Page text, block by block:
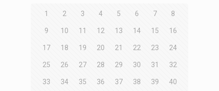
1 2 3 4 5 6 7 8
9 10 11 12 13 14 15 16
17 18 19 20 21 22 23 24
25 26 27 28 29 30 31 32
33 34 35 36 37 38 39 40